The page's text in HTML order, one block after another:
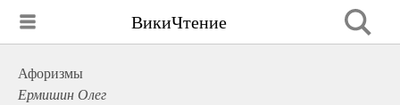
ВикиЧтение
Афоризмы
Ермишин Олег